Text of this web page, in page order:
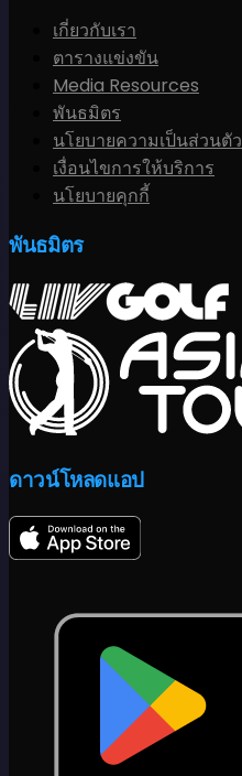
เกี่ยวกับเรา
ตารางแข่งขัน
Media Resources
พันธมิตร
นโยบายความเป็นส่วนตัว
เงื่อนไขการให้บริการ
นโยบายคุกกี้
พันธมิตร
ดาวน์โหลดแอป